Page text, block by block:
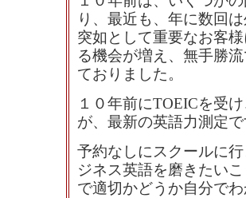
り、最近も、年に数回
突如として重要なお客
る機会が増え、無手勝
ておりました。
１０年前にTOEICを受
が、最新の英語力測定
予約なしにスクールに
ジネス英語を磨きたい
で適切かどうか自分で